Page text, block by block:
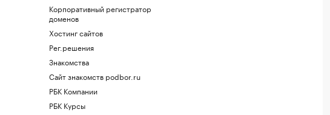
Корпоративный регистратор
доменов
Хостинг сайтов
Рег.решения
Знакомства
Сайт знакомств podbor.ru
РБК Компании
РБК Курсы